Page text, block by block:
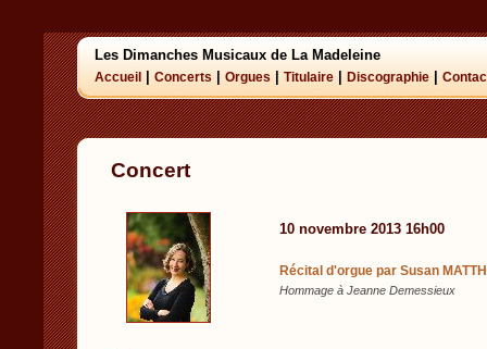
Les Dimanches Musicaux de La Madeleine
Accueil Concerts Orgues Titulaire Discographie
Concert
10 novembre 2013 16h00
Récital d'orgue par Susan
Hommage à Jeanne Demessieux